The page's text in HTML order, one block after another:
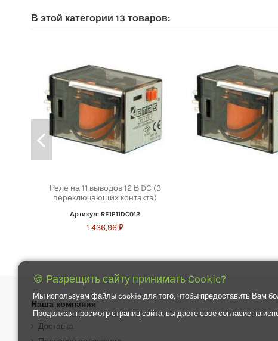
В этой категории 13 товаров:
Реле на 11 выводов 12 В DC (3
переключающих контакта)
Артикул: RE1P11DC012
1 436,96 ₽
Наша компания
Доставка
🍪 Разрещить сайту принимать Cookie?
Мы используем файлы cookie для того, чтобы предоставить Вам
Продолжая просмотр страниц сайта, вы даете свое согласие на